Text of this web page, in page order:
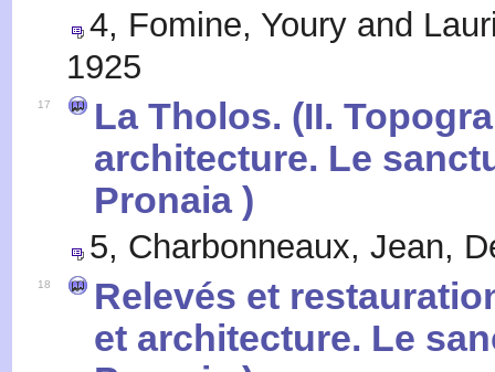
4, Fomine, Youry and
1925
17
La Tholos. (II.
architecture. Le
Pronaia )
5, Charbonneaux, Jean,
18
Relevés et
et architecture. Le